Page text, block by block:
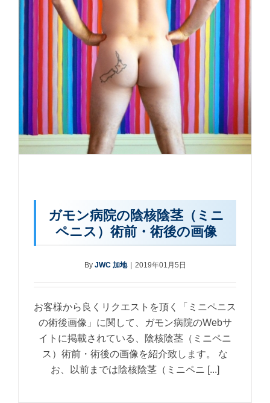
ガモン病院の陰核陰茎（ミニ
ペニス）術前・術後の画像
By JWC 加地 | 2019年01月5日
お客様から良くリクエストを頂く「ミニペニス
の術後画像」に関して、ガモン病院のWebサ
イトに掲載されている、陰核陰茎（ミニペニ
ス）術前・術後の画像を紹介致します。 な
お、以前までは陰核陰茎（ミニペニ [...]